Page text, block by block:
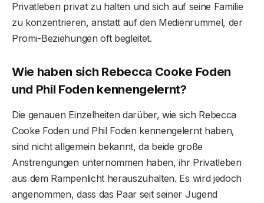
Privatleben privat zu halten und sich auf seine Familie
zu konzentrieren, anstatt auf den Medienrummel, der
Promi-Beziehungen oft begleitet.
Wie haben sich Rebecca Cooke Foden
und Phil Foden kennengelernt?
Die genauen Einzelheiten darüber, wie sich Rebecca
Cooke Foden und Phil Foden kennengelernt haben,
sind nicht allgemein bekannt, da beide große
Anstrengungen unternommen haben, ihr Privatleben
aus dem Rampenlicht herauszuhalten. Es wird jedoch
angenommen, dass das Paar seit seiner Jugend